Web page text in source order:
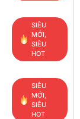
SIÊU
MỚI,
SIÊU
HOT
SIÊU
MỚI,
SIÊU
HOT